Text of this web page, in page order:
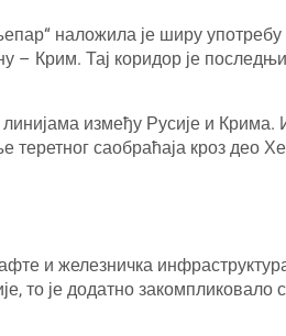
наложила је ширу употребу
– Крим. Тај коридор је
између Русије и Крима.
теретног саобраћаја кроз део
и железничка
то је додатно закомпликовало